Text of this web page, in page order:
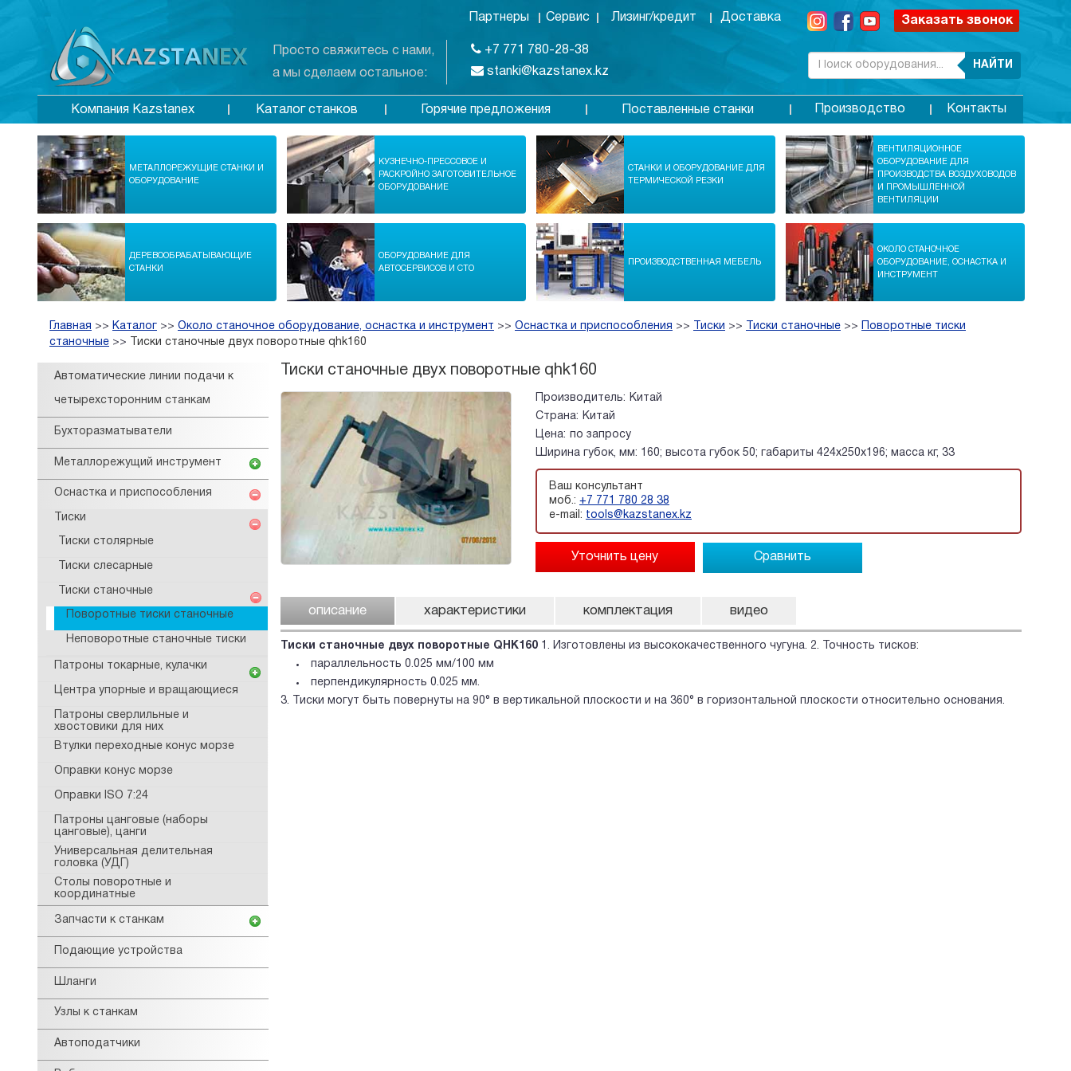
Просто свяжитесь с нами,
а мы сделаем остальное:
Партнеры Сервис Лизинг/кредит Доставка
+7 771 780-28-38
stanki@kazstanex.kz
Заказать звонок
НАЙТИ
Компания Kazstanex Каталог станков Горячие предложения Поставленные станки Производство Контакты
МЕТАЛЛОРЕЖУЩИЕ СТАНКИ И
ОБОРУДОВАНИЕ
КУЗНЕЧНО-ПРЕССОВОЕ И
РАСКРОЙНО ЗАГОТОВИТЕЛЬНОЕ
ОБОРУДОВАНИЕ
СТАНКИ И ОБОРУДОВАНИЕ ДЛЯ
ТЕРМИЧЕСКОЙ РЕЗКИ
ВЕНТИЛЯЦИОННОЕ
ОБОРУДОВАНИЕ ДЛЯ
ПРОИЗВОДСТВА ВОЗДУХОВОДОВ
И ПРОМЫШЛЕННОЙ
ВЕНТИЛЯЦИИ
ДЕРЕВООБРАБАТЫВАЮЩИЕ
СТАНКИ
ОБОРУДОВАНИЕ ДЛЯ
АВТОСЕРВИСОВ И СТО
ПРОИЗВОДСТВЕННАЯ МЕБЕЛЬ
ОКОЛО СТАНОЧНОЕ
ОБОРУДОВАНИЕ, ОСНАСТКА И
ИНСТРУМЕНТ
Главная >> Каталог >> Около станочное оборудование, оснастка и инструмент >> Оснастка и приспособления >> Тиски >> Тиски станочные >>
Поворотные тиски
станочные >> Тиски станочные двух поворотные qhk160
Автоматические линии подачи к
четырехсторонним станкам
Бухторазматыватели
Металлорежущий инструмент
Оснастка и приспособления
Тиски
Тиски столярные
Тиски слесарные
Тиски станочные
Поворотные тиски станочные
Неповоротные станочные тиски
Патроны токарные, кулачки
Центра упорные и вращающиеся
Патроны сверлильные и
хвостовики для них
Втулки переходные конус морзе
Оправки конус морзе
Оправки ISO 7:24
Патроны цанговые (наборы
цанговые), цанги
Универсальная делительная
головка (УДГ)
Столы поворотные и
координатные
Запчасти к станкам
Подающие устройства
Шланги
Узлы к станкам
Автоподатчики
Тиски станочные двух поворотные qhk160
Производитель:
Китай
Страна:
Китай
Цена: по запросу
Ширина губок, мм: 160; высота губок 50; габариты 424x250x196; масса кг, 33
Ваш консультант
моб.: +7 771 780 28 38
e-mail: tools@kazstanex.kz
Сравнить
описание характеристики комплектация видео
Тиски станочные двух поворотные QHK160 1. Изготовлены из высококачественного чугуна. 2. Точность тисков:
параллельность 0.025 мм/100 мм
перпендикулярность 0.025 мм.
3. Тиски могут быть повернуты на 90° в вертикальной плоскости и на 360° в горизонтальной плоскости относительно основания.